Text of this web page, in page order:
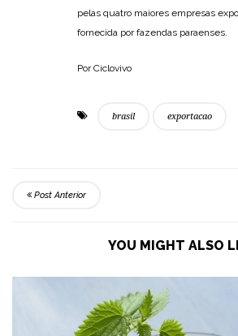
pelas quatro maiores empresas
fornecida por fazendas paraenses.
Por Ciclovivo
brasil exportacao
Post Anterior
YOU MIGHT ALSO